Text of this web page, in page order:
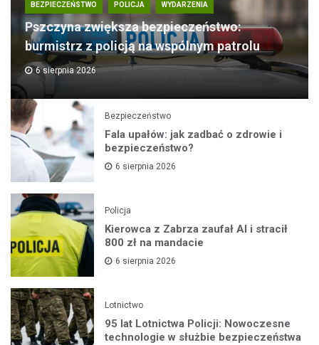
BEZPIECZEŃSTWO POLICJA WYDARZENIA
Pszczyna zwiększa bezpieczeństwo:
burmistrz z policją na wspólnym patrolu
6 sierpnia 2026
Bezpieczeństwo
Fala upałów: jak zadbać o zdrowie i
bezpieczeństwo?
6 sierpnia 2026
Policja
Kierowca z Zabrza zaufał AI i stracił
800 zł na mandacie
6 sierpnia 2026
Lotnictwo
95 lat Lotnictwa Policji: Nowoczesne
technologie w służbie bezpieczeństwa